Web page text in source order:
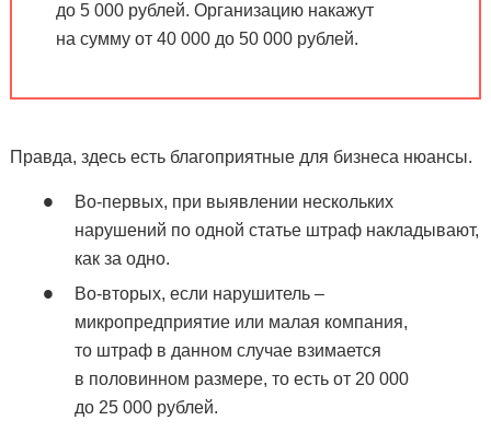
до 5 000 рублей. Организацию накажут
на сумму от 40 000 до 50 000 рублей.
Правда, здесь есть благоприятные для бизнеса нюансы.
Во-первых, при выявлении нескольких
нарушений по одной статье штраф накладывают,
как за одно.
Во-вторых, если нарушитель –
микропредприятие или малая компания,
то штраф в данном случае взимается
в половинном размере, то есть от 20 000
до 25 000 рублей.